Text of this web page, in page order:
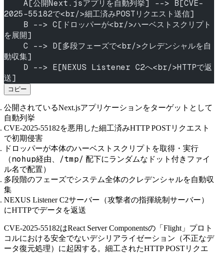
2025-55182で<br/>細工済みPOSTリクエスト送信]
を展開]
動収集]
送]
コピー
公開されているNext.jsアプリケーションをターゲットとして
自動列挙
CVE-2025-55182を悪用した細工済みHTTP POSTリクエスト
で初期侵害
ドロッパーが本体のハーベストスクリプトを取得・実行
（nohup経由、 /tmp/ 配下にランダムなドット付きファイ
ル名で配置）
多段階のフェーズでシステム全体のクレデンシャルを自動収
集
NEXUS Listener C2サーバー（攻撃者の指揮統制サーバー）
にHTTPでデータを返送
CVE-2025-55182はReact Server Componentsの「Flight」プロト
コルにおける安全でないデシリアライゼーション（不正なデ
ータ復元処理）に起因する。細工されたHTTP POSTリクエ